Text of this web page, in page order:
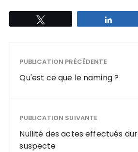
PUBLICATION PRÉCÉDENTE
Qu'est ce que le naming ?
PUBLICATION SUIVANTE
Nullité des actes effectués
suspecte